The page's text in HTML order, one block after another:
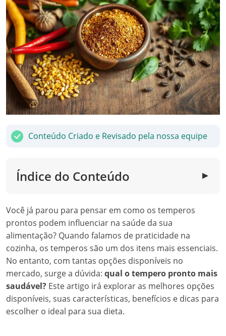
Conteúdo Criado e Revisado pela nossa equipe
Índice do Conteúdo ▼
Você já parou para pensar em como os temperos
prontos podem influenciar na saúde da sua
alimentação? Quando falamos de praticidade na
cozinha, os temperos são um dos itens mais essenciais.
No entanto, com tantas opções disponíveis no
mercado, surge a dúvida: qual o tempero pronto mais
saudável? Este artigo irá explorar as melhores opções
disponíveis, suas características, benefícios e dicas para
escolher o ideal para sua dieta.